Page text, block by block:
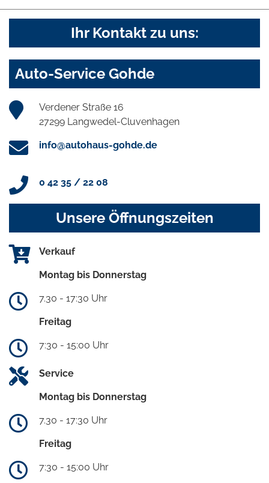
Ihr Kontakt zu uns:
Auto-Service Gohde
Verdener Straße 16
27299 Langwedel-Cluvenhagen
info@autohaus-gohde.de
0 42 35 / 22 08
Unsere Öffnungszeiten
Verkauf
Montag bis Donnerstag
7.30 - 17:30 Uhr
Freitag
7:30 - 15:00 Uhr
Service
Montag bis Donnerstag
7.30 - 17:30 Uhr
Freitag
7:30 - 15:00 Uhr